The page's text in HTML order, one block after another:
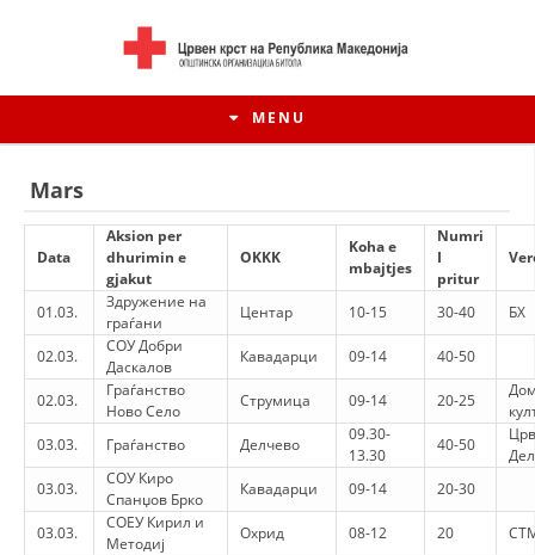
MENU
HISTORIA E LËVIZJES
HISTORIA E KRYQIT TË KUQ
STRUKTURA E ORGANIZATËS
Mars
Data
Aksion per
dhurimin e
gjakut
ОKKK
Koha e
mbajtjes
Numri
I
pritur
01.03.
Здружение на
граѓани
Центар 10-15 30-40 БХ
02.03.
СОУ Добри
Даскалов
Кавадарци 09-14 40-50
02.03.
Граѓанство
Ново Село
Струмица 09-14 20-25
03.03.
Граѓанство Делчево
09.30-
13.30
40-50
03.03.
СОУ Киро
Спанџов Брко
Кавадарци 09-14 20-30
03.03.
СОЕУ Кирил и
Методиј
Охрид 08-12 20